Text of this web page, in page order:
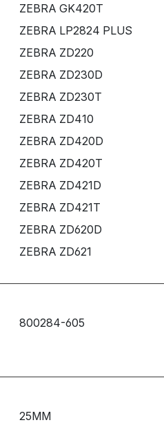
ZEBRA GK420T
ZEBRA LP2824 PLUS
ZEBRA ZD220
ZEBRA ZD230D
ZEBRA ZD230T
ZEBRA ZD410
ZEBRA ZD420D
ZEBRA ZD420T
ZEBRA ZD421D
ZEBRA ZD421T
ZEBRA ZD620D
ZEBRA ZD621
800284-605
25MM